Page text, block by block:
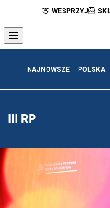
WESPRZYJ
NAJNOWSZE POLSKA
III RP